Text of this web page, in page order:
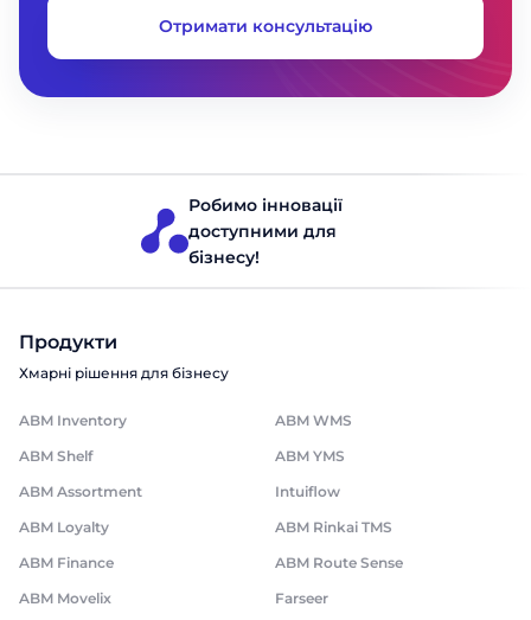
Отримати консультацію
Робимо інновації
доступними для
бізнесу!
Продукти
Хмарні рішення для бізнесу
ABM Inventory
ABM WMS
ABM Shelf
ABM YMS
ABM Assortment
Intuiflow
ABM Loyalty
ABM Rinkai TMS
ABM Finance
ABM Route Sense
ABM Movelix
Farseer